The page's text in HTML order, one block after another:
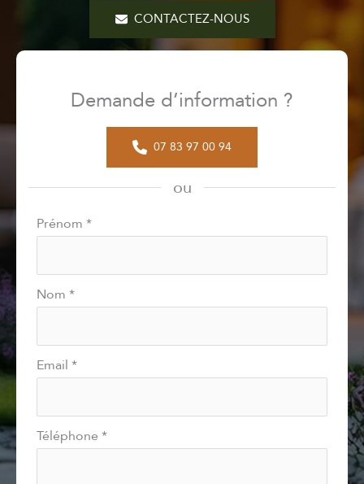
CONTACTEZ-NOUS
Demande d’information ?
07 83 97 00 94
ou
Formulaire
avec
téléphone
Prénom *
Nom *
Email *
Téléphone *